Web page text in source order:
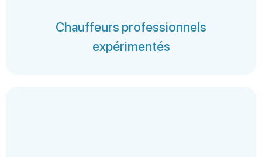
Chauffeurs professionnels
expérimentés